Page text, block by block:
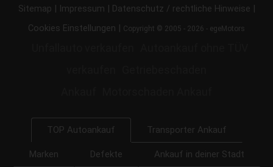
Sitemap | Impressum | Datenschutz / rechtliche Hinweise |
Cookies Einstellungen | Copyright © 2005 - 2026 - egeMotors
TOP Autoankauf Transporter Ankauf
Marken Defekte Ankauf in deiner Stadt